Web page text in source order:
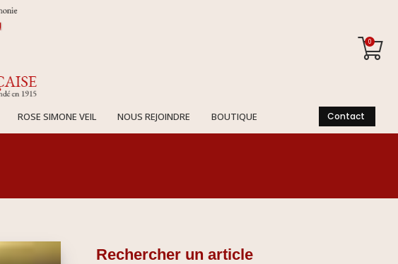
0
ROSE SIMONE VEIL NOUS REJOINDRE BOUTIQUE Contact
Rechercher un article